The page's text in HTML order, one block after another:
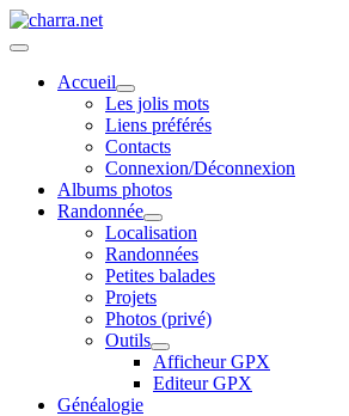
Accueil
Les jolis mots
Liens préférés
Contacts
Connexion/Déconnexion
Albums photos
Randonnée
Localisation
Randonnées
Petites balades
Projets
Photos (privé)
Outils
Afficheur GPX
Editeur GPX
Généalogie